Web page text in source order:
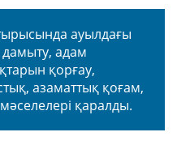
ауылдағы
адам
қорғау,
азаматтық қоғам,
қаралды.